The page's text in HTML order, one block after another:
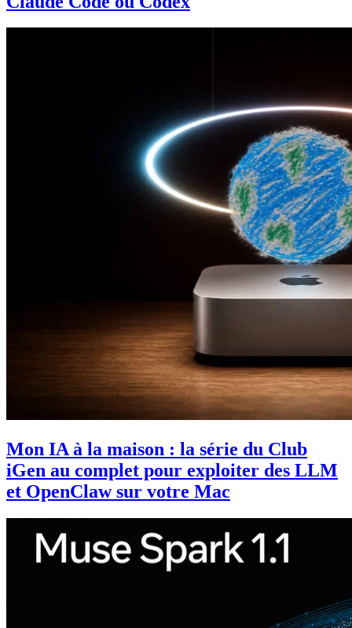
Mon IA à la maison : la série du Club
iGen au complet pour exploiter des LLM
et OpenClaw sur votre Mac